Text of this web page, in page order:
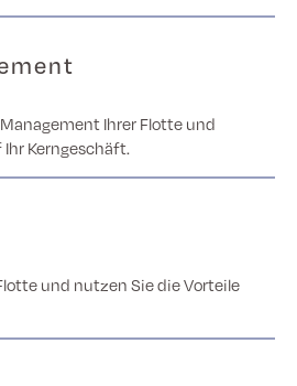
Ihrer Flotte und
Kerngeschäft.
und nutzen Sie die Vorteile